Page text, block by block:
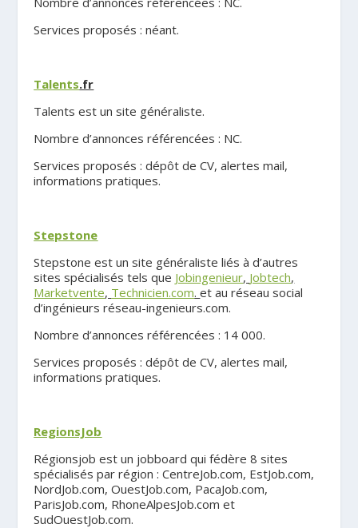
Services proposés : néant.
Talents.fr
Talents est un site généraliste.
Nombre d’annonces référencées : NC.
Services proposés : dépôt de CV, alertes mail,
informations pratiques.
Stepstone
Stepstone est un site généraliste liés à d’autres
sites spécialisés tels que Jobingenieur, Jobtech,
Marketvente, Technicien.com.et au réseau social
d’ingénieurs réseau-ingenieurs.com.
Nombre d’annonces référencées : 14 000.
Services proposés : dépôt de CV, alertes mail,
informations pratiques.
RegionsJob
Régionsjob est un jobboard qui fédère 8 sites
spécialisés par région : CentreJob.com, EstJob.com,
NordJob.com, OuestJob.com, PacaJob.com,
ParisJob.com, RhoneAlpesJob.com et
SudOuestJob.com.